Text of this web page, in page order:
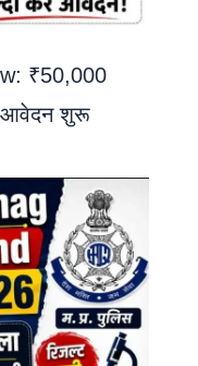
₹50,000
आवेदन शुरू